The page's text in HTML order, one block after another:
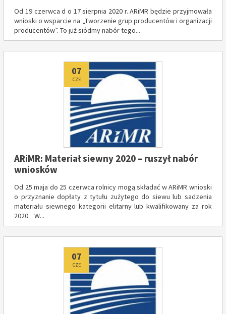
Od 19 czerwca d o 17 sierpnia 2020 r. ARiMR będzie przyjmowała
wnioski o wsparcie na „Tworzenie grup producentów i organizacji
producentów”. To już siódmy nabór tego...
Dodano
07
CZE
ARiMR: Materiał siewny 2020 – ruszył nabór
wniosków
Od 25 maja do 25 czerwca rolnicy mogą składać w ARiMR wnioski
o przyznanie dopłaty z tytułu zużytego do siewu lub sadzenia
materiału siewnego kategorii elitarny lub kwalifikowany za rok
2020. W...
Dodano
07
CZE